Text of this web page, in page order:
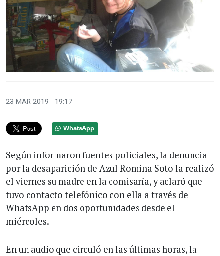
23 MAR 2019 - 19:17
WhatsApp
Según informaron fuentes policiales, la denuncia
por la desaparición de Azul Romina Soto la realizó
el viernes su madre en la comisaría, y aclaró que
tuvo contacto telefónico con ella a través de
WhatsApp en dos oportunidades desde el
miércoles.
En un audio que circuló en las últimas horas, la